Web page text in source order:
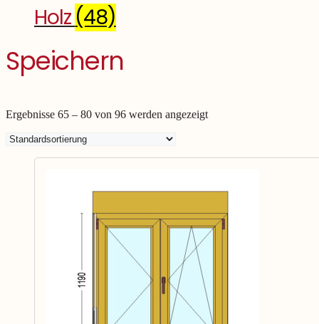
Holz (48)
Speichern
Ergebnisse 65 – 80 von 96 werden angezeigt